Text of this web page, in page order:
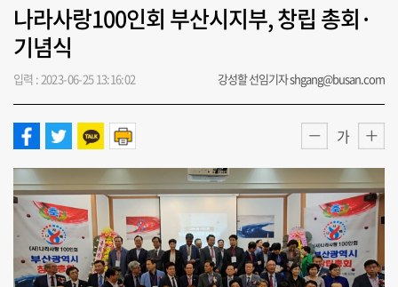
나라사랑100인회 부산시지부, 창립 총회·
기념식
입력 : 2023-06-25 13:16:02 강성할 선임기자 shgang@busan.com
가